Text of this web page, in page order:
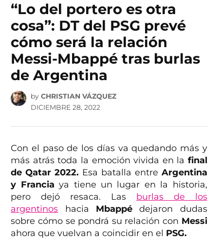
“Lo del portero es otra
cosa”: DT del PSG prevé
cómo será la relación
Messi-Mbappé tras burlas
de Argentina
by CHRISTIAN VÁZQUEZ
DICIEMBRE 28, 2022
Con el paso de los días va quedando más y
más atrás toda la emoción vivida en la final
de Qatar 2022. Esa batalla entre Argentina
y Francia ya tiene un lugar en la historia,
pero dejó resaca. Las burlas de los
argentinos hacia Mbappé dejaron dudas
sobre cómo se pondrá su relación con Messi
ahora que vuelvan a coincidir en el PSG.